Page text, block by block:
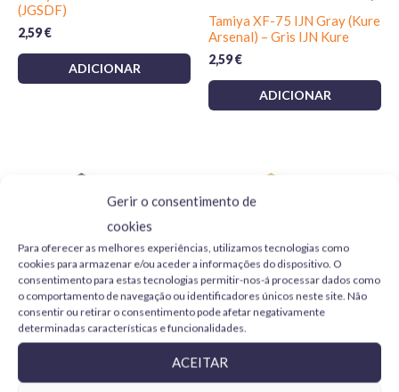
Gerir o consentimento de
cookies
Para oferecer as melhores experiências, utilizamos tecnologias como
cookies para armazenar e/ou aceder a informações do dispositivo. O
consentimento para estas tecnologias permitir-nos-á processar dados como
o comportamento de navegação ou identificadores únicos neste site. Não
consentir ou retirar o consentimento pode afetar negativamente
determinadas características e funcionalidades.
ACEITAR
(JGSDF)
2,59€
ADICIONAR
Tamiya XF-75 IJN Gray (Kure
Arsenal) – Gris IJN Kure
2,59€
ADICIONAR
Tamiya XF-77 IJN Gray
2,59
Tamiya XF-78 Wooden Deck
Tan 10 ml
2,59€